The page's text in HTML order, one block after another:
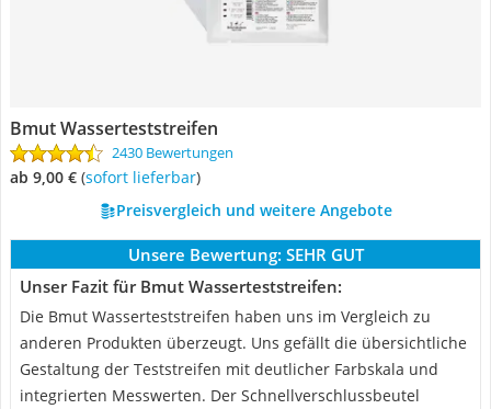
Bmut Wasserteststreifen
2430 Bewertungen
ab 9,00 € ( Sofort lieferbar)
Preisvergleich und weitere Angebote
Unsere Bewertung: SEHR GUT
Unser Fazit für Bmut Wasserteststreifen:
Die Bmut Wasserteststreifen haben uns im Vergleich zu
anderen Produkten überzeugt. Uns gefällt die übersichtliche
Gestaltung der Teststreifen mit deutlicher Farbskala und
integrierten Messwerten. Der Schnellverschlussbeutel